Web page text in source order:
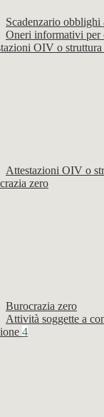
Scadenzario
Oneri informativi per
OIV o struttura
Attestazioni OIV o
zero
Burocrazia zero
Attività soggette a
4